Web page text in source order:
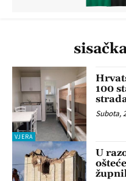
VJERA
100
Subota,
U